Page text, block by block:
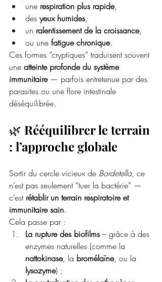
une respiration plus rapide,
des yeux humides,
un ralentissement de la croissance,
ou une fatigue chronique.
Ces formes “cryptiques” traduisent souvent
une atteinte profonde du système
immunitaire — parfois entretenue par des
parasites ou une flore intestinale
déséquilibrée.
🌿 Rééquilibrer le terrain
: l’approche globale
Sortir du cercle vicieux de Bordetella, ce
n’est pas seulement “tuer la bactérie” —
c’est rétablir un terrain respiratoire et
immunitaire sain.
Cela passe par :
La rupture des biofilms – grâce à des
enzymes naturelles (comme la
nattokinase, la bromélaïne, ou la
lysozyme) ;